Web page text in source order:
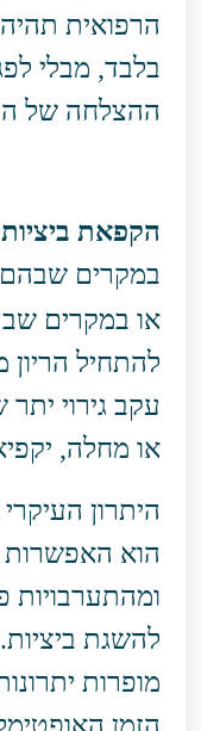
הרפואית
בלבד, מבלי
ההצלחה של
הקפאת
במקרים שבהם
או במקרים
להתחיל
עקב גירוי
או מחלה,
היתרון
הוא האפשרות
ומהתערבויות
להשגת
מופרות